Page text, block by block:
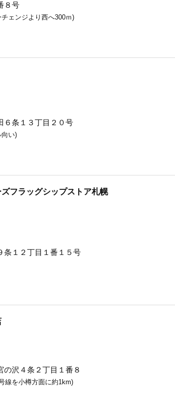
８号
ェンジより西へ300ｍ)
６条１３丁目２０号
向い)
フラッグシップストア札幌
条１２丁目１番１５号
の沢４条２丁目１番８
線を小樽方面に約1km)